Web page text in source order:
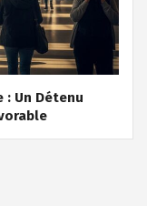
: Un Détenu